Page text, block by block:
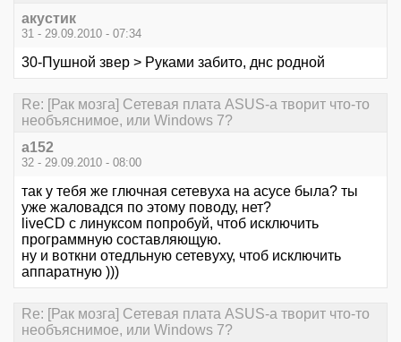
акустик
31 - 29.09.2010 - 07:34
30-Пушной звер > Руками забито, днс родной
Re: [Рак мозга] Сетевая плата ASUS-а творит что-то
необъяснимое, или Windows 7?
a152
32 - 29.09.2010 - 08:00
так у тебя же глючная сетевуха на асусе была? ты
уже жаловадся по этому поводу, нет?
liveCD с линуксом попробуй, чтоб исключить
программную составляющую.
ну и воткни отедльную сетевуху, чтоб исключить
аппаратную )))
Re: [Рак мозга] Сетевая плата ASUS-а творит что-то
необъяснимое, или Windows 7?